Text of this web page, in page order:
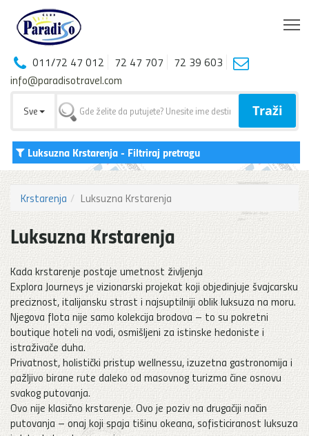
011/72 47 012 72 47 707
72 39 603
info@paradisotravel.com
Sve Traži
Luksuzna Krstarenja- Filtriraj pretragu
Krstarenja Luksuzna Krstarenja
Luksuzna Krstarenja
Kada krstarenje postaje umetnost življenja
Explora Journeys je vizionarski projekat koji objedinjuje švajcarsku
preciznost, italijansku strast i najsuptilniji oblik luksuza na moru.
Njegova flota nije samo kolekcija brodova – to su pokretni
boutique hoteli na vodi, osmišljeni za istinske hedoniste i
istraživače duha.
Privatnost, holistički pristup wellnessu, izuzetna gastronomija i
pažljivo birane rute daleko od masovnog turizma čine osnovu
svakog putovanja.
Ovo nije klasično krstarenje. Ovo je poziv na drugačiji način
putovanja – onaj koji spaja tišinu okeana, sofisticiranost luksuza